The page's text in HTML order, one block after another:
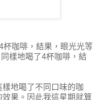
咖啡，結果，眼光光等
樣地喝了4杯咖啡，結
地喝了不同口味的咖
效果。因此我這星期就算